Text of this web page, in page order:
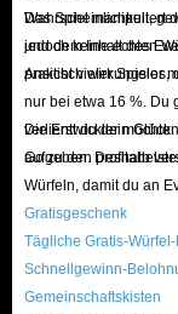
Wahrscheinlichkeit,
jedoch keine echten
Ansicht vieler Spieler
Das Spiel manipuliert
und dem Inhalt des
praktisch wirkungslos,
nur bei etwa 16 %. Du
verlierst du dein
Go zu den
Die Entwickler
aufgeben. Deshalb
Würfeln, damit du an
Gratisgeschenk
Tägliche Gratis-
Schnellgewinn-
Gemeinschaftskisten